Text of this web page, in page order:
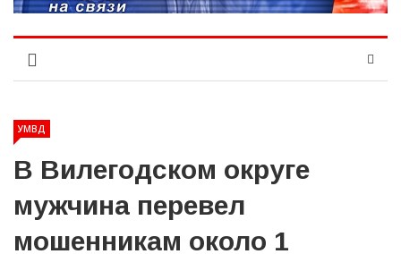
УМВД
В Вилегодском округе
мужчина перевел
мошенникам около 1